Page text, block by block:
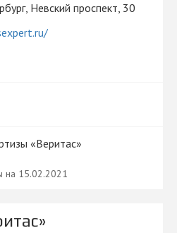
Невский проспект, 30
«Веритас»
на 15.02.2021